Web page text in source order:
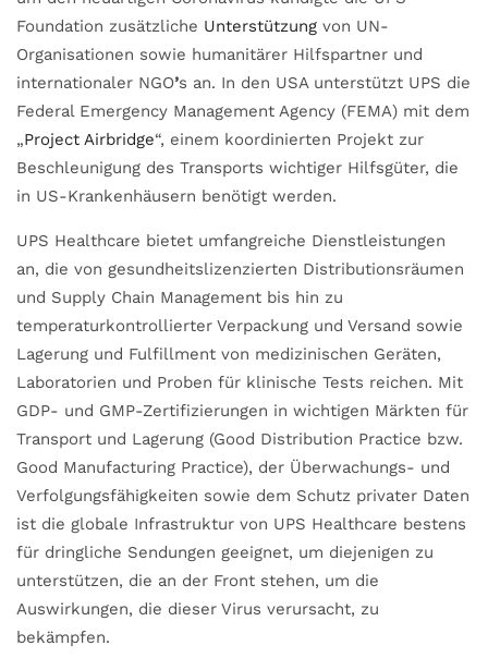
Foundation zusätzliche Unterstützung von UN-
Organisationen sowie humanitärer Hilfspartner und
internationaler NGO’s an. In den USA unterstützt UPS die
Federal Emergency Management Agency (FEMA) mit dem
„Project Airbridge“, einem koordinierten Projekt zur
Beschleunigung des Transports wichtiger Hilfsgüter, die
in US-Krankenhäusern benötigt werden.
UPS Healthcare bietet umfangreiche Dienstleistungen
an, die von gesundheitslizenzierten Distributionsräumen
und Supply Chain Management bis hin zu
temperaturkontrollierter Verpackung und Versand sowie
Lagerung und Fulfillment von medizinischen Geräten,
Laboratorien und Proben für klinische Tests reichen. Mit
GDP- und GMP-Zertifizierungen in wichtigen Märkten für
Transport und Lagerung (Good Distribution Practice bzw.
Good Manufacturing Practice), der Überwachungs- und
Verfolgungsfähigkeiten sowie dem Schutz privater Daten
ist die globale Infrastruktur von UPS Healthcare bestens
für dringliche Sendungen geeignet, um diejenigen zu
unterstützen, die an der Front stehen, um die
Auswirkungen, die dieser Virus verursacht, zu
bekämpfen.